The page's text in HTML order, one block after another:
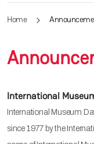
Home
International
International Museum
since 1977 by the